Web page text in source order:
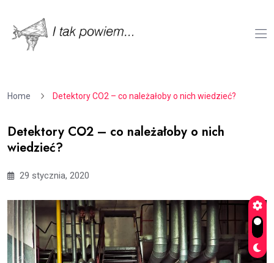
Home Detektory CO2 – co należałoby o nich wiedzieć?
Detektory CO2 – co należałoby o nich
wiedzieć?
29 stycznia, 2020